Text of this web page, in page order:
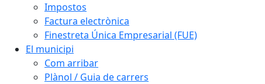
Impostos
Factura electrònica
Finestreta Única Empresarial (FUE)
El municipi
Com arribar
Plànol / Guia de carrers